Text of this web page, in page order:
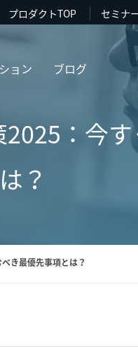
プロダクトTOP セミナ
ョン ブログ
：今
？
き最優先事項とは？